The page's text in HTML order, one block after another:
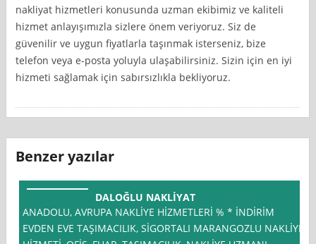
nakliyat hizmetleri konusunda uzman ekibimiz ve kaliteli
hizmet anlayışımızla sizlere önem veriyoruz. Siz de
güvenilir ve uygun fiyatlarla taşınmak isterseniz, bize
telefon veya e-posta yoluyla ulaşabilirsiniz. Sizin için en iyi
hizmeti sağlamak için sabırsızlıkla bekliyoruz.
Benzer yazılar
DALOĞLU NAKLİYAT
ANADOLU, AVRUPA NAKLİYE HİZMETLERİ % * İNDİRİM
EVDEN EVE TAŞIMACILIK, SİGORTALI MARANGOZLU NAKLİYE